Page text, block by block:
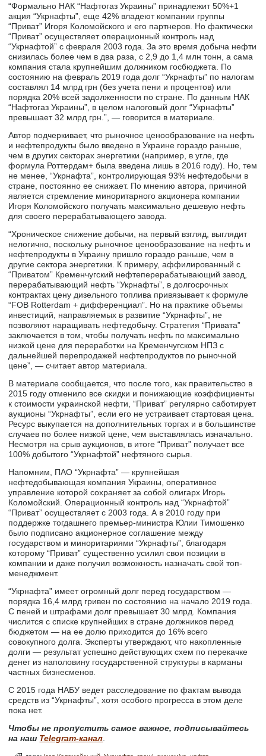
“Формально НАК “Нафтогаз Украины” принадлежит 50%+1
акция “Укрнафты”, еще 42% владеют компании группы
“Приват” Игоря Коломойского и его партнеров. Но фактически
“Приват” осуществляет операционный контроль над
“Укрнафтой” с февраля 2003 года. За это время добыча нефти
снизилась более чем в два раза, с 2,9 до 1,4 млн тонн, а сама
компания стала крупнейшим должником госбюджета. По
состоянию на февраль 2019 года долг “Укрнафты” по налогам
составлял 14 млрд грн (без учета пени и процентов) или
порядка 20% всей задолженности по стране. По данным НАК
“Нафтогаз Украины”, в целом налоговый долг “Укрнафты”
превышает 32 млрд грн.”, — говорится в материале.
Автор подчеркивает, что рыночное ценообразование на нефть
и нефтепродукты было введено в Украине гораздо раньше,
чем в других секторах энергетики (например, в угле, где
формула Роттердам+ была введена лишь в 2016 году). Но, тем
не менее, “Укрнафта”, контролирующая 93% нефтедобычи в
стране, постоянно ее снижает. По мнению автора, причиной
является стремление миноритарного акционера компании
Игоря Коломойского получать максимально дешевую нефть
для своего перерабатывающего завода.
“Хроническое снижение добычи, на первый взгляд, выглядит
нелогично, поскольку рыночное ценообразование на нефть и
нефтепродукты в Украину пришло гораздо раньше, чем в
другие сектора энергетики. К примеру, аффилированный с
“Приватом” Кременчугский нефтеперерабатывающий завод,
перерабатывающий нефть “Укрнафты”, в долгосрочных
контрактах цену дизельного топлива привязывает к формуле
“FOB Rotterdam + дифференциал”. Но на практике объемы
инвестиций, направляемых в развитие “Укрнафты”, не
позволяют наращивать нефтедобычу. Стратегия “Привата”
заключается в том, чтобы получать нефть по максимально
низкой цене для переработки на Кременчугском НПЗ с
дальнейшей перепродажей нефтепродуктов по рыночной
цене”, — считает автор материала.
В материале сообщается, что после того, как правительство в
2015 году отменило все скидки и понижающие коэффициенты
к стоимости украинской нефти, “Приват” регулярно саботирует
аукционы “Укрнафты”, если его не устраивает стартовая цена.
Ресурс выкупается на дополнительных торгах и в большинстве
случаев по более низкой цене, чем выставлялась изначально.
Несмотря на срыв аукционов, в итоге “Приват” получает все
100% добытого “Укрнафтой” нефтяного сырья.
Напомним, ПАО “Укрнафта” — крупнейшая
нефтедобывающая компания Украины, оперативное
управление которой сохраняет за собой олигарх Игорь
Коломойский. Операционный контроль над “Укрнафтой”
“Приват” осуществляет с 2003 года. А в 2010 году при
поддержке тогдашнего премьер-министра Юлии Тимошенко
было подписано акционерное соглашение между
государством и миноритариями “Укрнафты”, благодаря
которому “Приват” существенно усилил свои позиции в
компании и даже получил возможность назначать свой топ-
менеджмент.
“Укрнафта” имеет огромный долг перед государством —
порядка 16,4 млрд гривен по состоянию на начало 2019 года.
С пеней и штрафами долг превышает 30 млрд. Компания
числится с списке крупнейших в стране должников перед
бюджетом — на ее долю приходится до 16% всего
совокупного долга. Эксперты утверждают, что накопленные
долги — результат успешно действующих схем по перекачке
денег из наполовину государственной структуры в карманы
частных бизнесменов.
С 2015 года НАБУ ведет расследование по фактам вывода
средств из “Укрнафты”, хотя особого прогресса в этом деле
пока нет.
Чтобы не пропустить самое важное, подписывайтесь
на наш Telegram-канал